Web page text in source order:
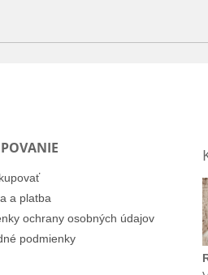
a platba
ochrany osobných údajov
podmienky